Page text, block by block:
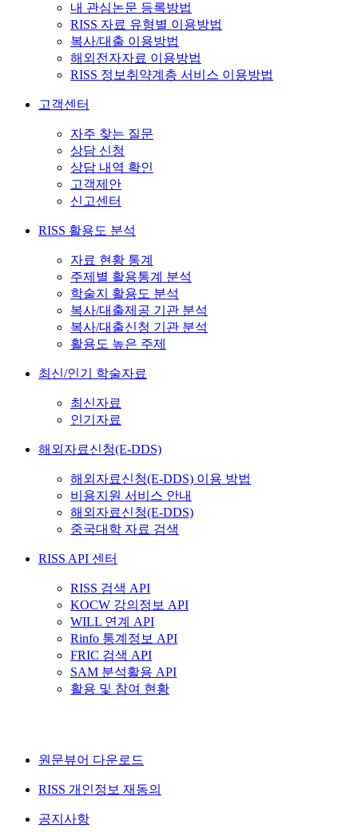
내 관심논문 등록방법
RISS 자료 유형별 이용방법
복사/대출 이용방법
해외전자자료 이용방법
RISS 정보취약계층 서비스 이용방법
고객센터
자주 찾는 질문
상담 신청
상담 내역 확인
고객제안
신고센터
RISS 활용도 분석
자료 현황 통계
주제별 활용통계 분석
학술지 활용도 분석
복사/대출제공 기관 분석
복사/대출신청 기관 분석
활용도 높은 주제
최신/인기 학술자료
최신자료
인기자료
해외자료신청(E-DDS)
해외자료신청(E-DDS) 이용 방법
비용지원 서비스 안내
해외자료신청(E-DDS)
중국대학 자료 검색
RISS API 센터
RISS 검색 API
KOCW 강의정보 API
WILL 연계 API
Rinfo 통계정보 API
FRIC 검색 API
SAM 분석활용 API
활용 및 참여 현황
원문뷰어 다운로드
RISS 개인정보 재동의
공지사항